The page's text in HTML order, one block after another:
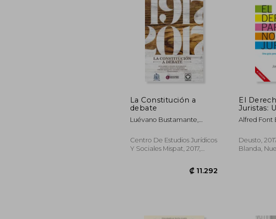
₡ 19.733
La Constitución a
debate
Luévano Bustamante,
Alejandro, Navarro
Sánchez, Urenda Queletzú
(Coord.)
Centro De Estudios Jurídicos
Y Sociales Mispat, 2017,
El
Juristas:
Entender
Jurídico
Alfred Font
Deusto,
Blanda,